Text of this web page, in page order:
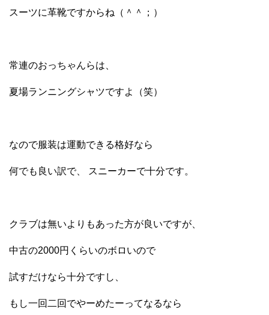
スーツに革靴ですからね（＾＾；）
常連のおっちゃんらは、
夏場ランニングシャツですよ（笑）
なので服装は運動できる格好なら
何でも良い訳で、 スニーカーで十分です。
クラブは無いよりもあった方が良いですが、
中古の2000円くらいのボロいので
試すだけなら十分ですし、
もし一回二回でやーめたーってなるなら